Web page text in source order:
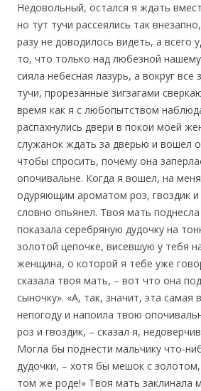
Недовольный, остался я ждать
но тут тучи рассеялись так
разу не доводилось видеть, а всего
то, что только над любезной
сияла небесная лазурь, а вокруг все
тучи, прорезанные зигзагами
время как я с любопытством
распахнулись двери в покои моей
служанок ждать за дверью и вошел
чтобы спросить, почему она
опочивальне. Когда я вошел, на
одуряющим ароматом роз, гвоздик и
словно опьянел. Твоя мать
показала серебряную дудочку на
золотой цепочке, висевшую у тебя
женщина, о которой я тебе уже
сказала твоя мать, – вот что она
сыночку». «А, так, значит, эта самая
непогоду и напоила твою
роз и гвоздик, – сказал я,
Могла бы поднести мальчику что-
дудочки, – хотя бы мешок с
том же роде!» Твоя мать заклинала